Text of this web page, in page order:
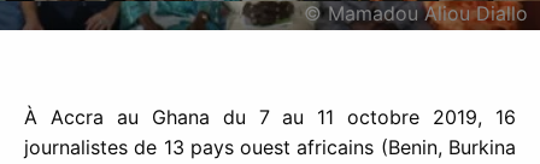
© Mamadou Aliou Diallo
À Accra au Ghana du 7 au 11 octobre 2019, 16
journalistes de 13 pays ouest africains (Benin, Burkina